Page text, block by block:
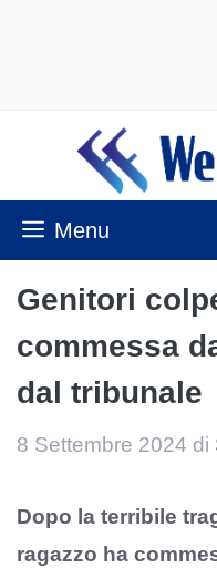
contenuto
Menu
Genitori
commessa
dal tribunale
8 Settembre 2024 di
Dopo la terribile
ragazzo ha